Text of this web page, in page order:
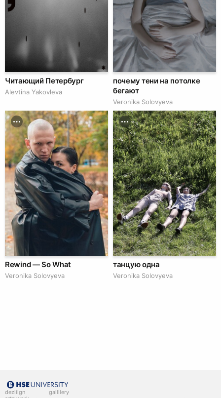
Читающий Петербург
Alevtina Yakovleva
почему тени на потолке
бегают
Veronika Solovyeva
Rewind — So What
Veronika Solovyeva
танцую одна
Veronika Solovyeva
deziiign
gallllery